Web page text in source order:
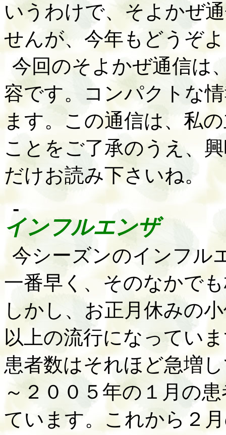
いうわけで、そよかぜ
せんが、今年もどうぞ
今回のそよかぜ通信は
容です。コンパクトな
ます。この通信は、私
ことをご了承のうえ、
だけお読み下さいね。
インフルエンザ
今シーズンのインフル
一番早く、そのなかで
しかし、お正月休みの
以上の流行になってい
患者数はそれほど急増
～２００５年の１月の
ています。これから２